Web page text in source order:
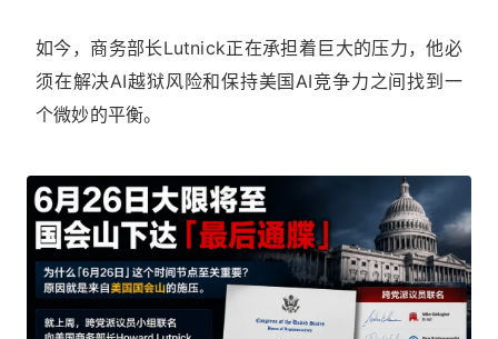
如今，商务部长Lutnick正在承担着巨大的压力，他必
须在解决AI越狱风险和保持美国AI竞争力之间找到一
个微妙的平衡。